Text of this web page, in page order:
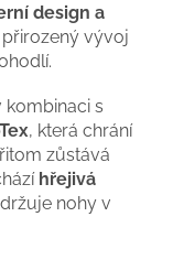
design a
vývoj
kombinaci s
, která chrání
zůstává
hřejivá
nohy v